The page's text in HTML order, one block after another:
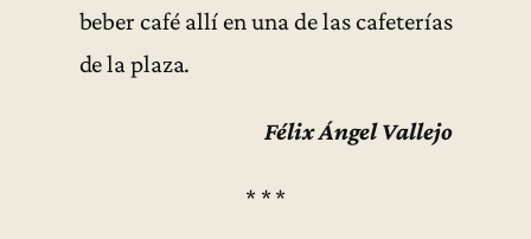
beber café allí en una de las cafeterías
de la plaza.
Félix Ángel Vallejo
* * *